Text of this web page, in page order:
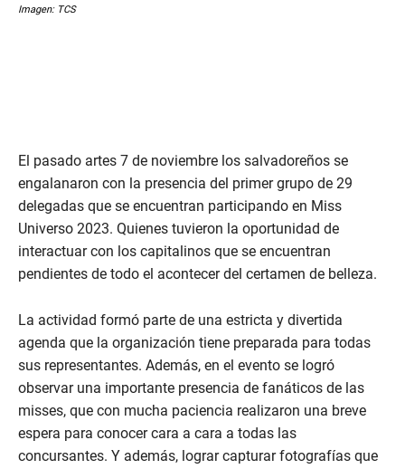
Imagen: TCS
El pasado artes 7 de noviembre los salvadoreños se
engalanaron con la presencia del primer grupo de 29
delegadas que se encuentran participando en Miss
Universo 2023. Quienes tuvieron la oportunidad de
interactuar con los capitalinos que se encuentran
pendientes de todo el acontecer del certamen de belleza.
La actividad formó parte de una estricta y divertida
agenda que la organización tiene preparada para todas
sus representantes. Además, en el evento se logró
observar una importante presencia de fanáticos de las
misses, que con mucha paciencia realizaron una breve
espera para conocer cara a cara a todas las
concursantes. Y además, lograr capturar fotografías que